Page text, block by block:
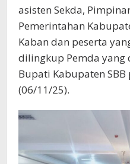
asisten Sekda,
Pemerintahan
Kaban dan peserta
dilingkup Pemda yang
Bupati Kabupaten
(06/11/25).